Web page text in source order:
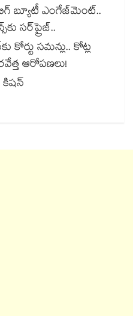
బిగ్ బ్యూటీ ఎంగేజ్‌మెంట్..
సర్‌ప్రైజ్..
కోర్టు సమన్లు.. కోట్ల
ఆరోపణలు!